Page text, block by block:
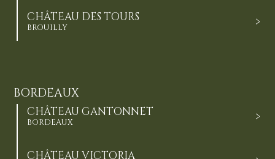
CHÂTEAU DES TOURS
BROUILLY
BORDEAUX
CHÂTEAU GANTONNET
BORDEAUX
CHÂTEAU VICTORIA